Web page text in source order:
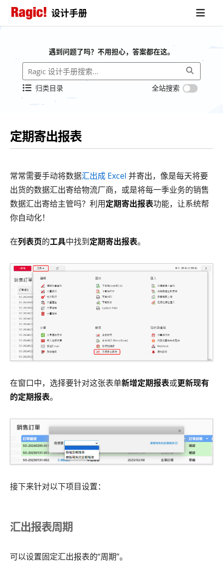
设计手册
遇到问题了吗？不用担心，答案都在这。
归类目录 全站搜索
定期寄出报表
常常需要手动将数据汇出成 Excel 并寄出，像是每天将要
出货的数据汇出寄给物流厂商，或是将每一季业务的销售
数据汇出寄给主管吗？利用定期寄出报表功能，让系统帮
你自动化！
在列表页的工具中找到定期寄出报表。
在窗口中，选择要针对这张表单新增定期报表或更新现有
的定期报表。
接下来针对以下项目设置：
汇出报表周期
可以设置固定汇出报表的“周期”。